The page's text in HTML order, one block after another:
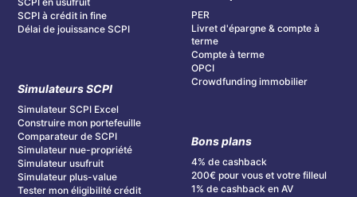
SCPI à crédit in fine
Délai de jouissance SCPI
Simulateurs SCPI
Simulateur SCPI Excel
Construire mon portefeuille
Comparateur de SCPI
Simulateur nue-propriété
Simulateur usufruit
Simulateur plus-value
Tester mon éligibilité crédit
PER
Livret d'épargne & compte à
terme
Compte à terme
OPCI
Crowdfunding immobilier
Bons plans
4% de cashback
200€ pour vous et votre filleul
1% de cashback en AV